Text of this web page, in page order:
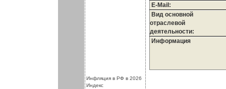
E-Mail:
Вид основной
отраслевой
деятельности:
Информация
.Инфляция в РФ в 2026
Индекс
.